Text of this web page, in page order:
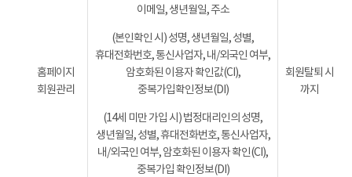
홈페이지
회원관리
이메일, 생년월일, 주소
(본인확인 시) 성명, 생년월일, 성별,
휴대전화번호, 통신사업자, 내/외국인 여부,
암호화된 이용자 확인값(CI),
중복가입확인정보(DI)
(14세 미만 가입 시) 법정대리인의 성명,
생년월일, 성별, 휴대전화번호, 통신사업자,
내/외국인 여부, 암호화된 이용자 확인(CI),
중복가입 확인정보(DI)
회원탈퇴 시
까지